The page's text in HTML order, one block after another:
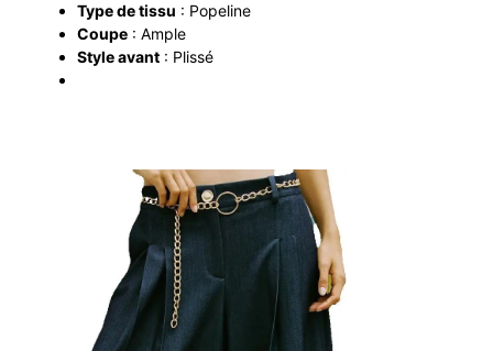
Type de tissu : Popeline
Coupe : Ample
Style avant : Plissé